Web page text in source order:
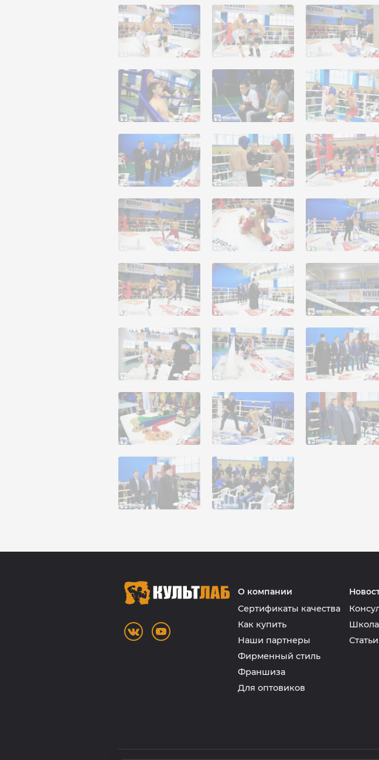
О компании
Сертификаты качества
Как купить
Наши партнеры
Фирменный стиль
Франшиза
Для оптовиков
Школа
Статьи